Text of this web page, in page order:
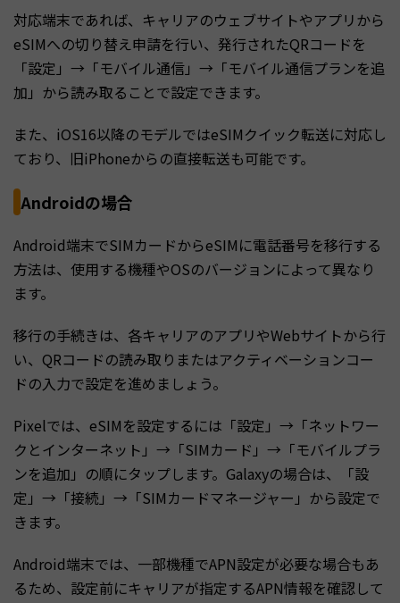
対応端末であれば、キャリアのウェブサイトやアプリから
eSIMへの切り替え申請を行い、発行されたQRコードを
「設定」→「モバイル通信」→「モバイル通信プランを追
加」から読み取ることで設定できます。
また、iOS16以降のモデルではeSIMクイック転送に対応し
ており、旧iPhoneからの直接転送も可能です。
Androidの場合
Android端末でSIMカードからeSIMに電話番号を移行する
方法は、使用する機種やOSのバージョンによって異なり
ます。
移行の手続きは、各キャリアのアプリやWebサイトから行
い、QRコードの読み取りまたはアクティベーションコー
ドの入力で設定を進めましょう。
Pixelでは、eSIMを設定するには「設定」→「ネットワー
クとインターネット」→「SIMカード」→「モバイルプラ
ンを追加」の順にタップします。Galaxyの場合は、「設
定」→「接続」→「SIMカードマネージャー」から設定で
きます。
Android端末では、一部機種でAPN設定が必要な場合もあ
るため、設定前にキャリアが指定するAPN情報を確認して